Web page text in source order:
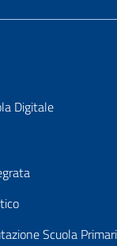
Digitale
Scuola